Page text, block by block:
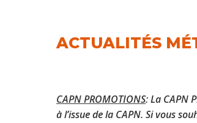
ACTUALITÉS
CAPN PROMOTIONS: La CAPN
à l’issue de la CAPN. Si vous